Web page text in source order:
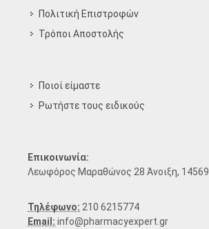
Πολιτική Επιστροφών
Τρόποι Aποστολής
Ποιοί είμαστε
Ρωτήστε τους ειδικούς
Επικοινωνία:
Λεωφόρος Μαραθώνος 28 Άνοιξη, 14569
Τηλέφωνο: 210 6215774
Email: info@pharmacyexpert.gr